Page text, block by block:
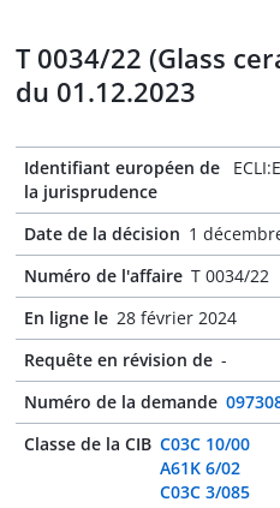
T 0034/22 (Glass
du 01.12.2023
Identifiant européen de
la jurisprudence
Date de la décision 1
Numéro de l'affaire T 0034/22
En ligne le 28 février 2024
Requête en révision de -
Numéro de la demande
Classe de la CIB C03C 10/00
A61K 6/02
C03C 3/085